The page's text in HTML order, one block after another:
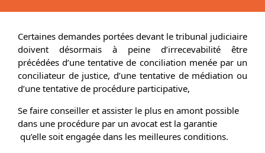
Certaines demandes portées devant le tribunal judiciaire
doivent désormais à peine d’irrecevabilité être
précédées d’une tentative de conciliation menée par un
conciliateur de justice, d’une tentative de médiation ou
d’une tentative de procédure participative,
Se faire conseiller et assister le plus en amont possible
dans une procédure par un avocat est la garantie
qu’elle soit engagée dans les meilleures conditions.